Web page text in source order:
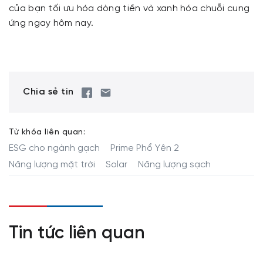
của bạn tối ưu hóa dòng tiền và xanh hóa chuỗi cung
ứng ngay hôm nay.
Chia sẻ tin
Từ khóa liên quan:
ESG cho ngành gạch
Prime Phổ Yên 2
Năng lượng mặt trời
Solar Năng lượng sạch
Tin tức liên quan